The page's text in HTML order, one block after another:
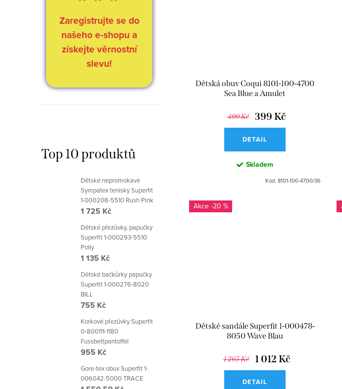
Zaregistrujte se do
našeho e-shopu a
získejte věrnostní
slevu!
Top 10 produktů
Dětské nepromokavé
Sympatex tenisky Superfit
1-000208-5510 Rush Pink
1 725 Kč
Dětské přezůvky, papučky
Superfit 1-000293-5510
Polly
1 135 Kč
Dětské bačkůrky papučky
Superfit 1-000276-8020
BILL
755 Kč
Korkové přezůvky Superfit
0-800111-1180
Fussbettpantoffel
955 Kč
Gore-tex obuv Superfit 1-
006042-5000 TRACE
Dětská obuv Coqui 8101-100-4700
Sea Blue a Amulet
499 Kč 399 Kč
DETAIL
Skladem
Kód:8101-100-4700/36
-20 %
Dětské sandále Superfit 1-000478-
8050 Wave Blau
1 265 Kč 1 012 Kč
DETAIL